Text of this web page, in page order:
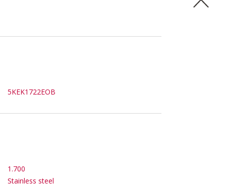
5KEK1722EOB
1.700
Stainless steel